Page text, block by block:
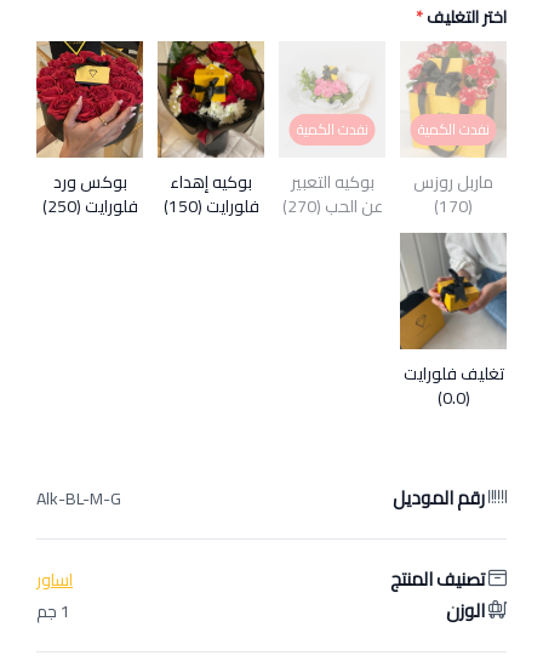
اختر التغليف*
نفدت الكمية
ماربل روزس
(170)
نفدت الكمية
بوكيه التعبير
عن الحب (270)
بوكيه إهداء
فلورايت (150)
بوكس ورد
فلورايت (250)
تغليف فلورايت
(0.0)
رقم الموديل Alk-BL-M-G
تصنيف المنتج اساور
الوزن 1 جم